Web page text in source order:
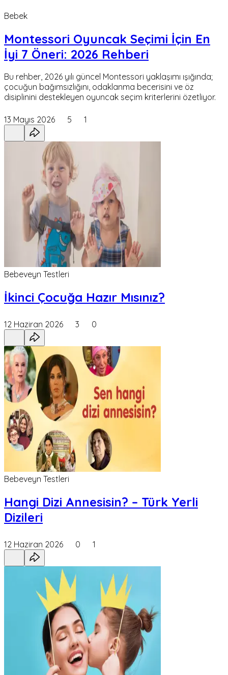
Bebek
Montessori Oyuncak Seçimi İçin En
İyi 7 Öneri: 2026 Rehberi
Bu rehber, 2026 yılı güncel Montessori yaklaşımı ışığında;
çocuğun bağımsızlığını, odaklanma becerisini ve öz
disiplinini destekleyen oyuncak seçim kriterlerini özetliyor.
13 Mayıs 2026 5 1
Bebeveyn Testleri
İkinci Çocuğa Hazır Mısınız?
12 Haziran 2026 3 0
Bebeveyn Testleri
Hangi Dizi Annesisin? – Türk Yerli
Dizileri
12 Haziran 2026 0 1